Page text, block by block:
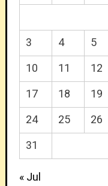
3
4 5
10
11 12
17
18 19
24
25 26
31
« Jul